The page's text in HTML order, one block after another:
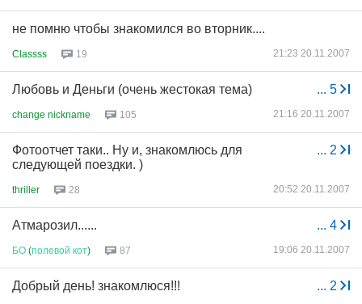
не помню чтобы знакомился во вторник....
Classss 19 21:23 20.11.2007
... 5
Любовь и Деньги (очень жестокая тема)
change nickname 105 21:16 20.11.2007
... 2
Фотоотчет таки.. Ну и, знакомлюсь для
следующей поездки. )
thriller 28 20:52 20.11.2007
... 4
Атмарозил......
БО (полевой кот) 87 19:06 20.11.2007
... 2
Добрый день! знакомлюся!!!